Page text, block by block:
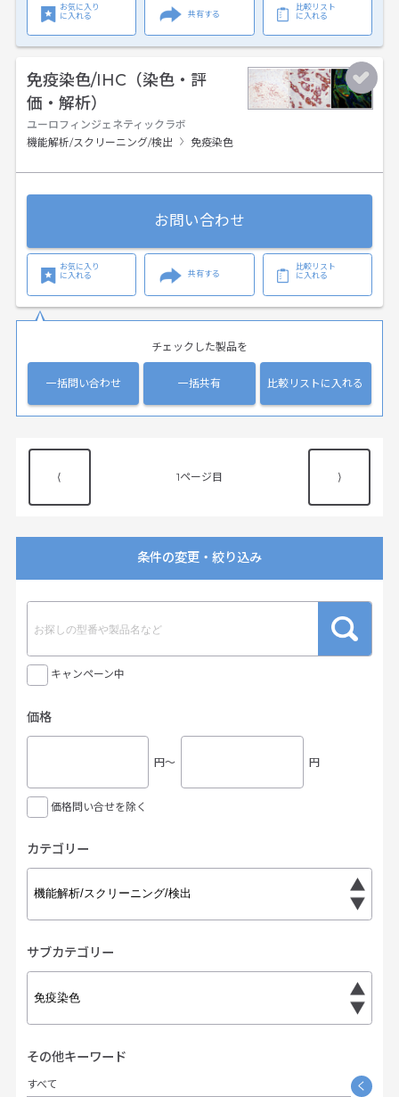
お気に入り
に入れる
共有する
比較リスト
に入れる
免疫染色/IHC（染色・評
価・解析）
ユーロフィンジェネティックラボ
機能解析/スクリーニング/検出
免疫染色
お問い合わせ
お気に入り
に入れる
共有する
比較リスト
に入れる
チェックした製品を
一括問い合わせ 一括共有 比較リストに入れる
⟨ 1 ⟩
条件の変更・絞り込み
キャンペーン中
価格
円〜 円
価格問い合せを除く
カテゴリー
サブカテゴリー
その他キーワード
すべて く